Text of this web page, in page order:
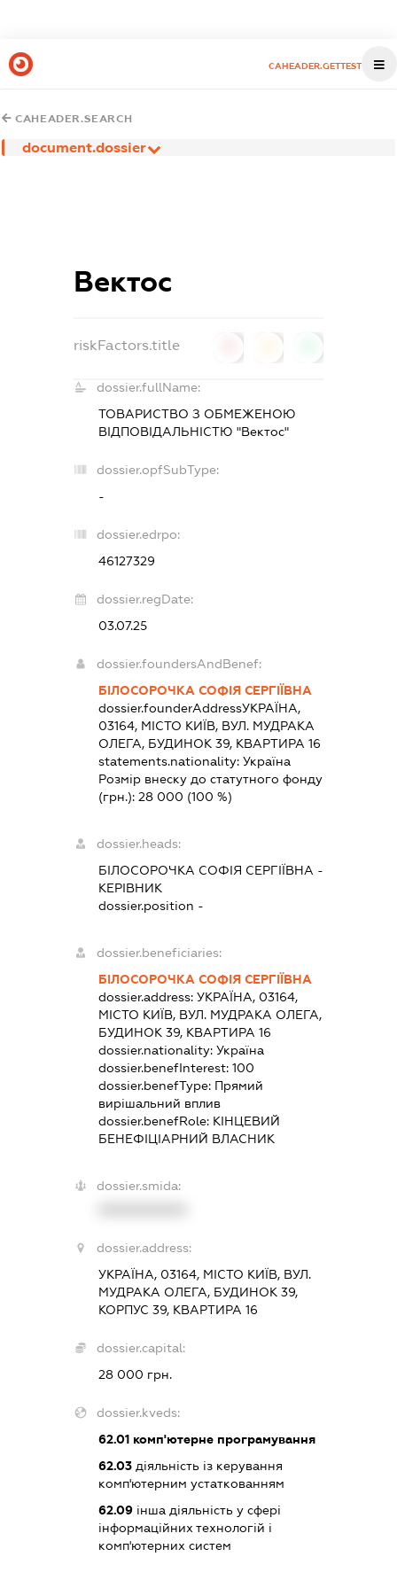
CAHEADER.GETTEST
CAHEADER.SEARCH
document.dossier
Вектос
riskFactors.title
dossier.fullName:
ТОВАРИСТВО З ОБМЕЖЕНОЮ
ВІДПОВІДАЛЬНІСТЮ "Вектос"
dossier.opfSubType:
-
dossier.edrpo:
46127329
dossier.regDate:
03.07.25
dossier.foundersAndBenef:
БІЛОСОРОЧКА СОФІЯ СЕРГІЇВНА
dossier.founderAddressУКРАЇНА,
03164, МІСТО КИЇВ, ВУЛ. МУДРАКА
ОЛЕГА, БУДИНОК 39, КВАРТИРА 16
statements.nationality: Україна
Розмір внеску до статутного фонду
(грн.): 28 000 (100 %)
dossier.heads:
БІЛОСОРОЧКА СОФІЯ СЕРГІЇВНА -
КЕРІВНИК
dossier.position -
dossier.beneficiaries:
БІЛОСОРОЧКА СОФІЯ СЕРГІЇВНА
dossier.address: УКРАЇНА, 03164,
МІСТО КИЇВ, ВУЛ. МУДРАКА ОЛЕГА,
БУДИНОК 39, КВАРТИРА 16
dossier.nationality: Україна
dossier.benefInterest: 100
dossier.benefType: Прямий
вирішальний вплив
dossier.benefRole: КІНЦЕВИЙ
БЕНЕФІЦІАРНИЙ ВЛАСНИК
dossier.smida:
dossier.address:
УКРАЇНА, 03164, МІСТО КИЇВ, ВУЛ.
МУДРАКА ОЛЕГА, БУДИНОК 39,
КОРПУС 39, КВАРТИРА 16
dossier.capital:
28 000 грн.
dossier.kveds:
62.01комп'ютерне програмування
62.03діяльність із керування
комп'ютерним устаткованням
62.09інша діяльність у сфері
інформаційних технологій і
комп'ютерних систем